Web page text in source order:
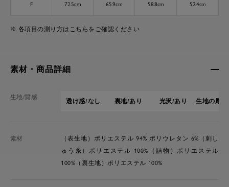
F 72.5cm 65.9cm 58.8cm 52.4cm
※ 各項目の測り方は こちら をご確認ください
素材・商品詳細
生地/質感
透け感/なし 裏地/あり 光沢/あり 生地の厚
素材
（表生地）ポリエステル 94% ポリウレタン 6%（刺し
ゅう糸）ポリエステル 100%（詰物）ポリエステル
100%（裏生地）ポリエステル 100%